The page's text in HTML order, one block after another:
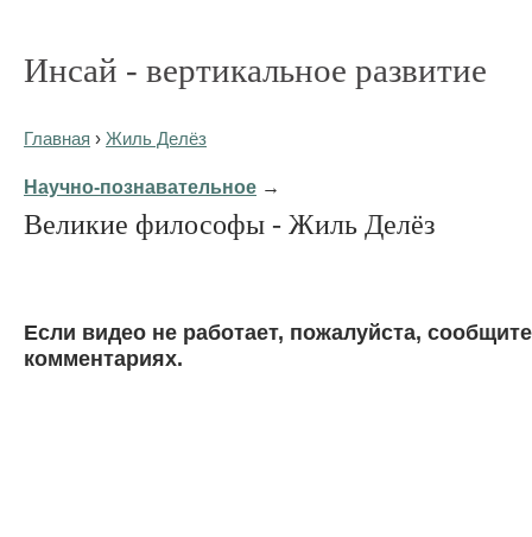
Инсай - вертикальное развитие
Главная › Жиль Делёз
Научно-познавательное →
Великие философы - Жиль Делёз
Eсли видео не работает, пожалуйста,
комментариях.